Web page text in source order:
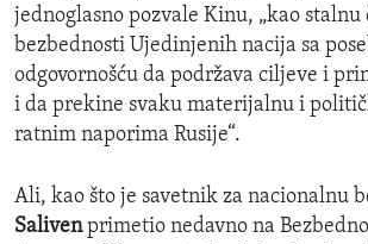
jednoglasno pozvale Kinu, „kao stalnu
bezbednosti Ujedinjenih nacija sa
odgovornošću da podržava ciljeve i
i da prekine svaku materijalnu i
ratnim naporima Rusije“.
Ali, kao što je savetnik za nacionalnu
Salivenprimetio nedavno na